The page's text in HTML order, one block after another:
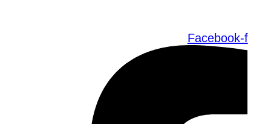
Facebook-f